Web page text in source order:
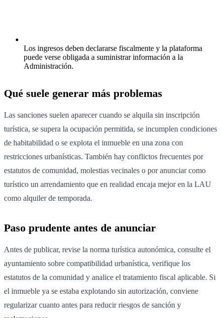
Los ingresos deben declararse fiscalmente y la plataforma
puede verse obligada a suministrar información a la
Administración.
Qué suele generar más problemas
Las sanciones suelen aparecer cuando se alquila sin inscripción
turística, se supera la ocupación permitida, se incumplen condiciones
de habitabilidad o se explota el inmueble en una zona con
restricciones urbanísticas. También hay conflictos frecuentes por
estatutos de comunidad, molestias vecinales o por anunciar como
turístico un arrendamiento que en realidad encaja mejor en la LAU
como alquiler de temporada.
Paso prudente antes de anunciar
Antes de publicar, revise la norma turística autonómica, consulte el
ayuntamiento sobre compatibilidad urbanística, verifique los
estatutos de la comunidad y analice el tratamiento fiscal aplicable. Si
el inmueble ya se estaba explotando sin autorización, conviene
regularizar cuanto antes para reducir riesgos de sanción y